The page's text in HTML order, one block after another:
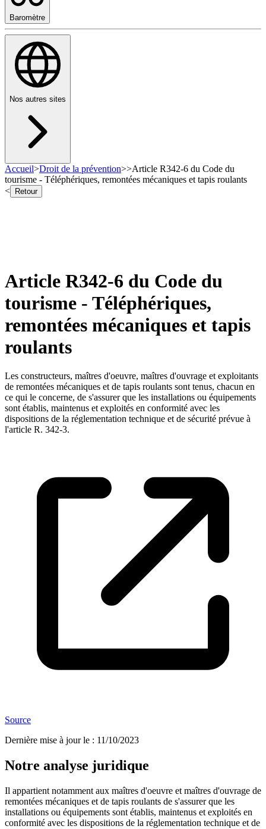
Baromètre
Nos autres sites
Accueil>Droit de la prévention>>Article R342-6 du Code du
tourisme - Téléphériques, remontées mécaniques et tapis roulants
<
Retour
Article R342-6 du Code du
tourisme - Téléphériques,
remontées mécaniques et tapis
roulants
Les constructeurs, maîtres d'oeuvre, maîtres d'ouvrage et exploitants
de remontées mécaniques et de tapis roulants sont tenus, chacun en
ce qui le concerne, de s'assurer que les installations ou équipements
sont établis, maintenus et exploités en conformité avec les
dispositions de la réglementation technique et de sécurité prévue à
l'article R. 342-3.
Source
Dernière mise à jour le : 11/10/2023
Notre analyse juridique
Il appartient notamment aux maîtres d'oeuvre et maîtres d'ouvrage de
remontées mécaniques et de tapis roulants de s'assurer que les
installations ou équipements sont établis, maintenus et exploités en
conformité avec les dispositions de la réglementation technique et de